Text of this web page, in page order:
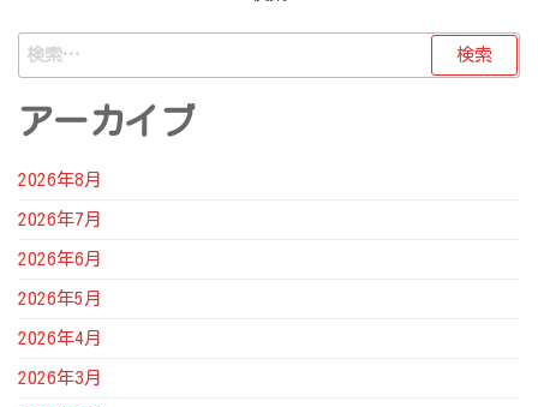
検
索:
アーカイブ
2026年8月
2026年7月
2026年6月
2026年5月
2026年4月
2026年3月